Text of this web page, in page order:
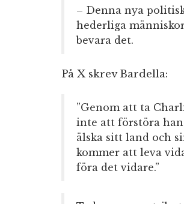
– Denna nya
hederliga
bevara det.
På X skrev Bardella:
”Genom att ta
inte att förstöra
älska sitt land och
kommer att leva
föra det vidare.”